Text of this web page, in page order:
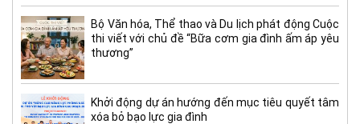
Bộ Văn hóa, Thể thao và Du lịch phát động Cuộc
thi viết với chủ đề “Bữa cơm gia đình ấm áp yêu
thương”
Khởi động dự án hướng đến mục tiêu quyết tâm
xóa bỏ bạo lực gia đình